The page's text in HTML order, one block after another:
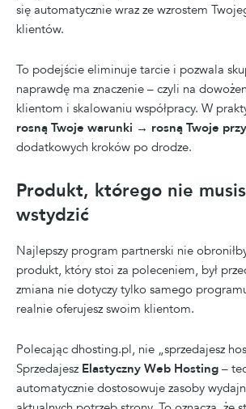
się automatycznie wraz ze wzrostem
klientów.
To podejście eliminuje tarcie i pozwala
naprawdę ma znaczenie – czyli na
klientom i skalowaniu współpracy. W
rosną Twoje warunki → rosną Twoje
dodatkowych kroków po drodze.
Produkt, którego nie
wstydzić
Najlepszy program partnerski nie
produkt, który stoi za poleceniem, był
zmiana nie dotyczy tylko samego
realnie oferujesz swoim klientom.
Polecając dhosting.pl, nie „sprzedajesz
Sprzedajesz Elastyczny Web Hosting –
automatycznie dostosowuje zasoby